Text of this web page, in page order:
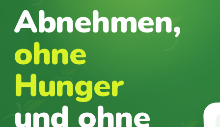
Abnehmen,
ohne
Hunger
und ohne